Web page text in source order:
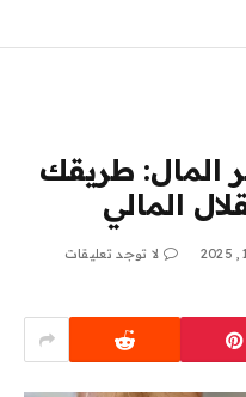
المال: طريقك
المالي
لا توجد تعليقات